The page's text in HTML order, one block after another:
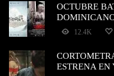
OCTUBRE
12.4K
ESTRENA EN